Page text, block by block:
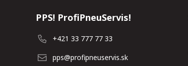
PPS! ProfiPneuServis!
+421 33 777 77 33
pps@profipneuservis.sk